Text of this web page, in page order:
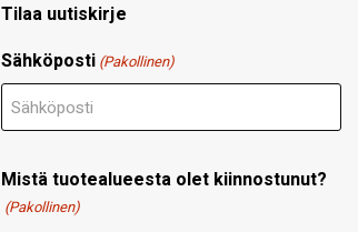
Tilaa uutiskirje
Sähköposti (Pakollinen)
Mistä tuotealueesta olet kiinnostunut?
(Pakollinen)